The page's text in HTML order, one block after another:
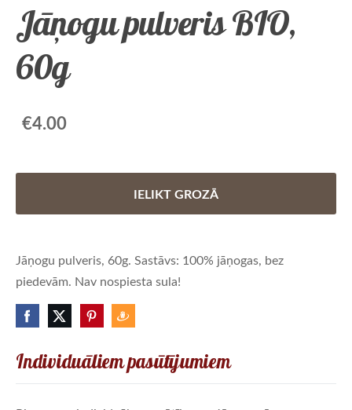
Individuāliem pasūtījumiem
Jāņogu pulveris BIO,
60g
€4.00
IELIKT GROZĀ
Jāņogu pulveris, 60g. Sastāvs: 100% jāņogas, bez
piedevām. Nav nospiesta sula!